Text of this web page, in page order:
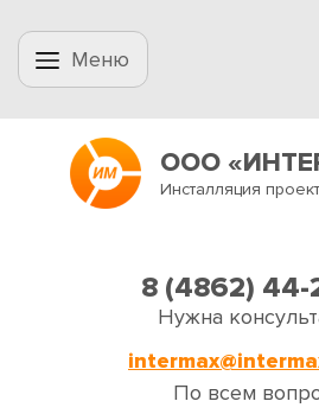
Меню
ООО
Инсталляция
8 (4862) 44-
Нужна
По всем